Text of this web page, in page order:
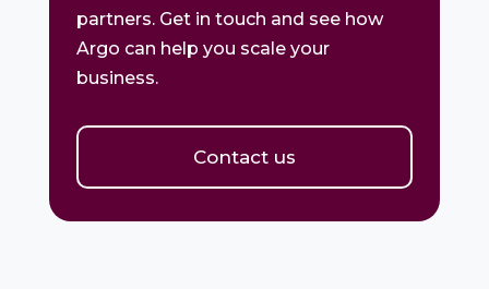
partners. Get in touch and see how
Argo can help you scale your
business.
Contact us